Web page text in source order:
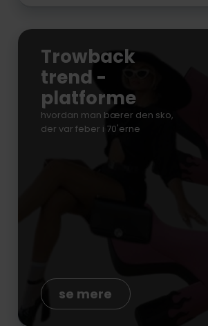
Trowback
trend -
platforme
hvordan man bærer den sko,
der var feber i 70'erne
se mere